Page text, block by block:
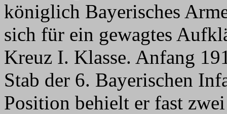
königlich Bayerisches
sich für ein gewagtes
Kreuz I. Klasse. Anfang
Stab der 6. Bayerischen
Position behielt er fast